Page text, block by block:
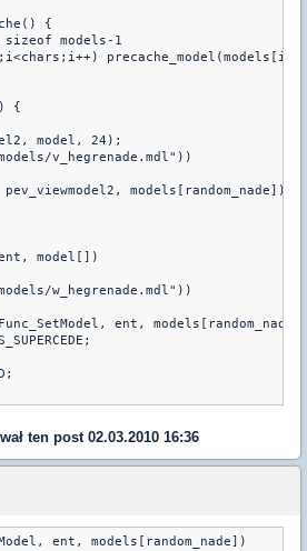
{
{
model, 24);
v_hegrenade.mdl"))
model[])
w_hegrenade.mdl"))
ten post 02.03.2010 16:36
ent, models[random_nade])